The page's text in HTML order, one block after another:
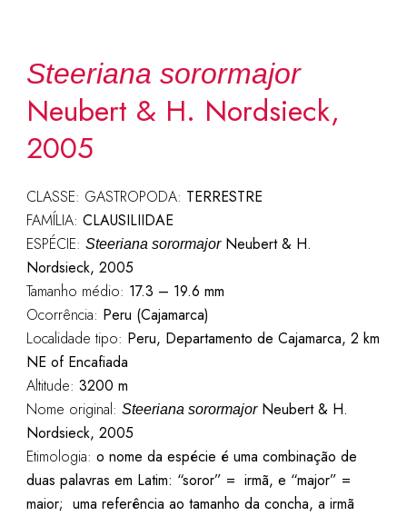
Steeriana sorormajor
Neubert & H. Nordsieck,
2005
CLASSE: GASTROPODA: TERRESTRE
FAMÍLIA: CLAUSILIIDAE
ESPÉCIE: Steeriana sorormajorNeubert & H.
Nordsieck, 2005
Tamanho médio: 17.3 – 19.6 mm
Ocorrência: Peru (Cajamarca)
Localidade tipo: Peru, Departamento de Cajamarca, 2 km
NE of Encafiada
Altitude: 3200 m
Nome original: Steeriana sorormajorNeubert & H.
Nordsieck, 2005
Etimologia: o nome da espécie é uma combinação de
duas palavras em Latim: “soror” = irmã, e “major” =
maior; uma referência ao tamanho da concha, a irmã